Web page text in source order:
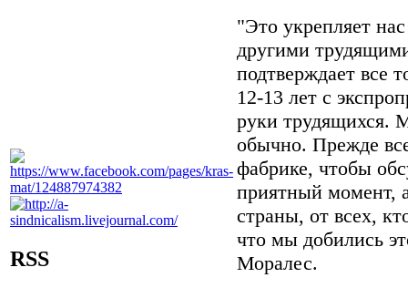
RSS
"Это укрепляет
другими
подтверждает все
12-13 лет с
руки трудящихся.
обычно. Прежде
фабрике, чтобы
приятный момент,
страны, от всех,
что мы добились
Моралес.